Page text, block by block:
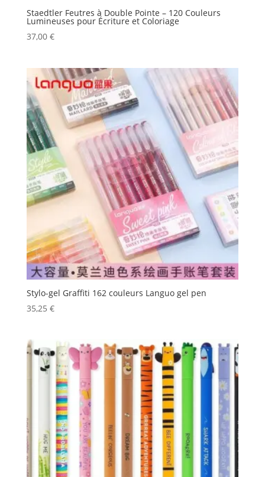
Staedtler Feutres à Double Pointe – 120 Couleurs
Lumineuses pour Écriture et Coloriage
37,00 €
Stylo-gel Graffiti 162 couleurs Languo gel pen
35,25 €